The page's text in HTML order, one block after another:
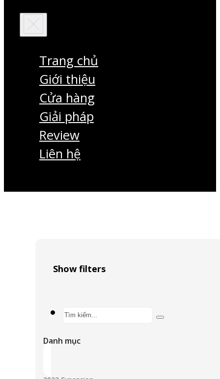
Trang chủ
Giới thiệu
Cửa hàng
Giải pháp
Review
Liên hệ
Show filters
Search
Danh mục